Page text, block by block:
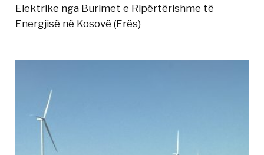
Elektrike nga Burimet e Ripërtërishme të
Energjisë në Kosovë (Erës)